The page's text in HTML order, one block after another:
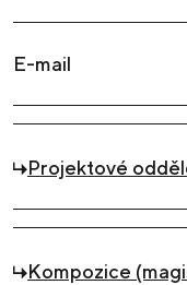
E-mail
Projektové
Kompozice